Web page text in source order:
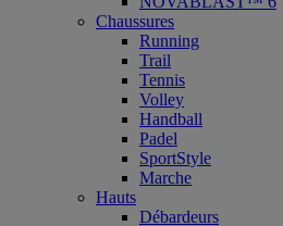
Chaussures
Running
Trail
Tennis
Volley
Handball
Padel
SportStyle
Marche
Hauts
Débardeurs